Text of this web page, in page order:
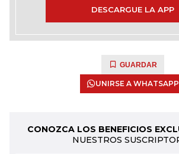
DESCARGUE LA APP
GUARDAR
UNIRSE A WHATSAPP
CONOZCA LOS BENEFICIOS
NUESTROS